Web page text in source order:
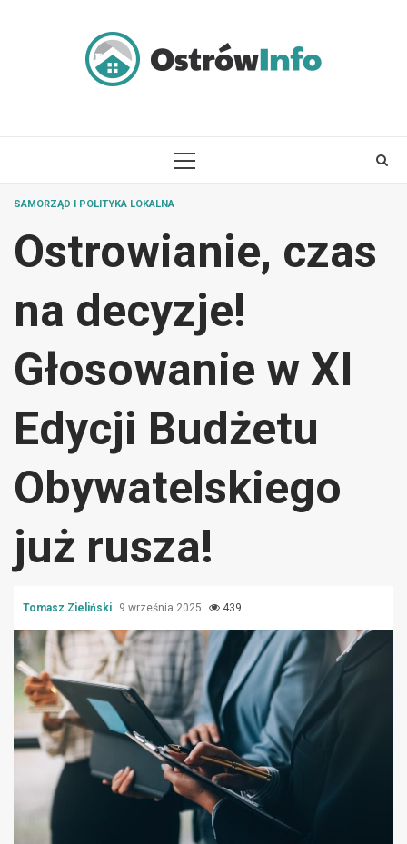
PRIMARY
SAMORZĄD I POLITYKA LOKALNA
Ostrowianie, czas
na decyzje!
Głosowanie w XI
Edycji Budżetu
Obywatelskiego
już rusza!
Tomasz Zieliński 9 września 2025 439